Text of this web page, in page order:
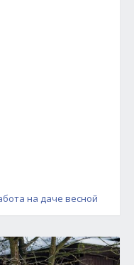
на даче весной